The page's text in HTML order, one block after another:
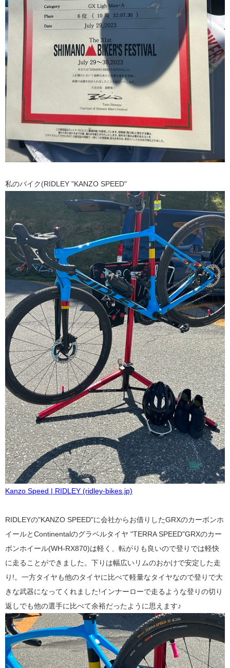
私のバイク(RIDLEY "KANZO SPEED"
Kanzo Speed | RIDLEY (ridley-bikes.jp)
RIDLEYの"KANZO SPEED"に会社からお借りしたGRXのカーボンホ
イールとContinentalのグラベルタイヤ "TERRA SPEED"GRXのカー
ボンホイール(WH-RX870)は軽く、転がりも良いので登りでは軽快
に走ることができました。下りは幅広いリムのおかけで安定した走
り!。一方タイヤも他のタイヤに比べて軽量なタイヤなので登りで大
きな武器になってくれました!インナーローで走るような登りの切り
返しでも他の選手に比べて余裕だったように思えます♪